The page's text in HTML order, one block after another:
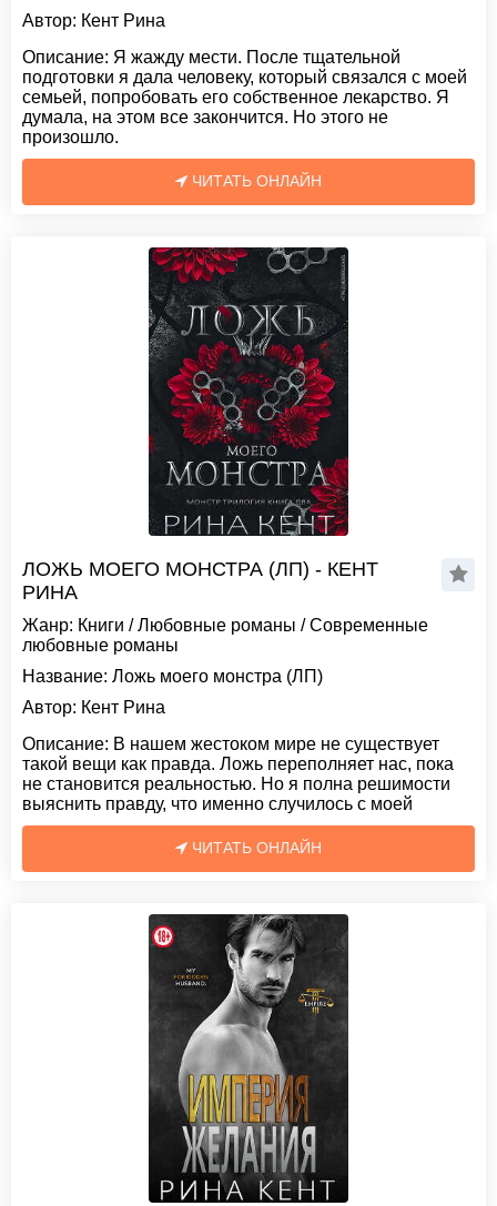
Автор: Кент Рина
Описание: Я жажду мести. После тщательной
подготовки я дала человеку, который связался с моей
семьей, попробовать его собственное лекарство. Я
думала, на этом все закончится. Но этого не
произошло.
ЧИТАТЬ ОНЛАЙН
ЛОЖЬ МОЕГО МОНСТРА (ЛП) - КЕНТ
РИНА
Жанр: Книги /Любовные романы /Современные
любовные романы
Название: Ложь моего монстра (ЛП)
Автор: Кент Рина
Описание: В нашем жестоком мире не существует
такой вещи как правда. Ложь переполняет нас, пока
не становится реальностью. Но я полна решимости
выяснить правду, что именно случилось с моей
ЧИТАТЬ ОНЛАЙН